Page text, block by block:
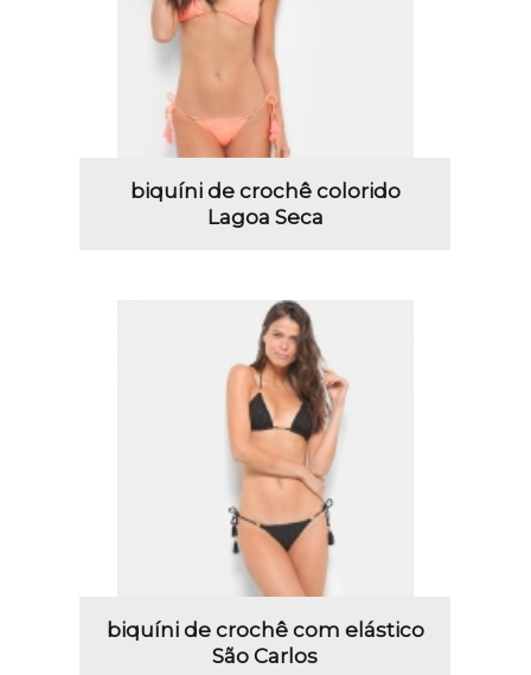
biquíni de crochê colorido
Lagoa Seca
biquíni de crochê com elástico
São Carlos